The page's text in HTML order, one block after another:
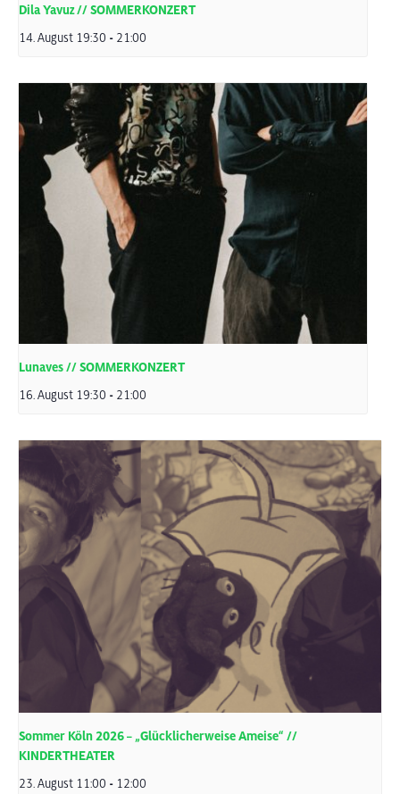
Dila Yavuz // SOMMERKONZERT
14. August 19:30 - 21:00
Lunaves // SOMMERKONZERT
16. August 19:30 - 21:00
Sommer Köln 2026 – „Glücklicherweise Ameise“ //
KINDERTHEATER
23. August 11:00 - 12:00